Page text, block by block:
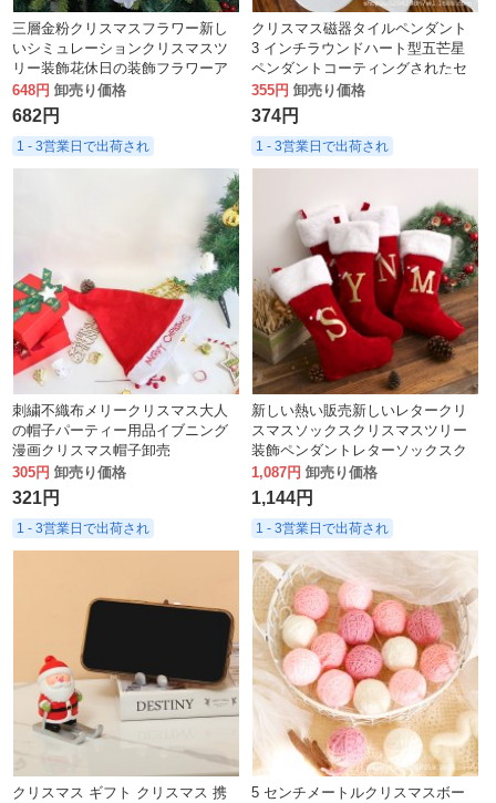
三層金粉クリスマスフラワー新し
いシミュレーションクリスマスツ
リー装飾花休日の装飾フラワーア
レンジメントアクセサリー卸売
648円 卸売り価格
682円
1 - 3営業日で出荷され
クリスマス磁器タイルペンダント
3 インチラウンドハート型五芒星
ペンダントコーティングされたセ
ラミック装飾熱伝達パーソナライ
ズプリント
355円 卸売り価格
374円
1 - 3営業日で出荷され
刺繍不織布メリークリスマス大人
の帽子パーティー用品イブニング
漫画クリスマス帽子卸売
305円 卸売り価格
321円
1 - 3営業日で出荷され
新しい熱い販売新しいレタークリ
スマスソックスクリスマスツリー
装飾ペンダントレターソックスク
リスマス装飾ギフトバッグクリス
マス
1,087円 卸売り価格
1,144円
1 - 3営業日で出荷され
クリスマス ギフト クリスマス 携
5 センチメートルクリスマスボー